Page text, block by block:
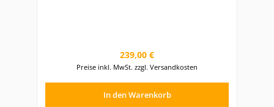
Regulärer Preis:
239,00 €
Preise inkl. MwSt. zzgl. Versandkosten
In den Warenkorb